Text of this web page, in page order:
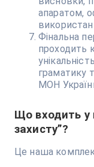
апаратом,
Фінальна
проходить
граматику
МОН
Що входить у
захисту”?
Це наша